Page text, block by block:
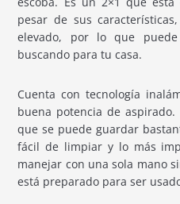
pesar de sus
elevado, por lo que
buscando para tu casa.
Cuenta con tecnología
buena potencia de
que se puede guardar
fácil de limpiar y lo más
manejar con una sola mano
está preparado para ser